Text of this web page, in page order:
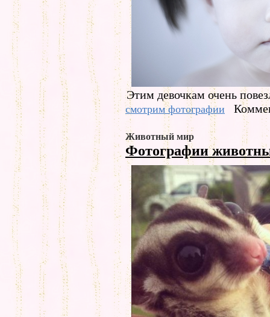
Этим девочкам очень
смотрим фотографии
Животный мир
Фотографии